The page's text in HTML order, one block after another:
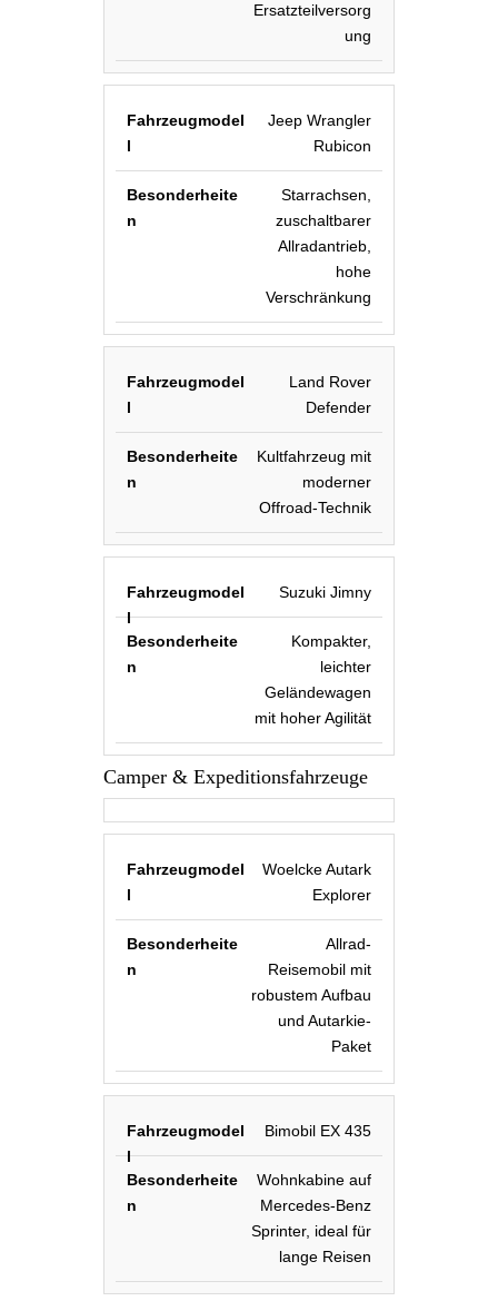
Ersatzteilversorg
ung
Jeep Wrangler
Rubicon
Starrachsen,
zuschaltbarer
Allradantrieb,
hohe
Verschränkung
Land Rover
Defender
Kultfahrzeug mit
moderner
Offroad-Technik
Suzuki Jimny
Kompakter,
leichter
Geländewagen
mit hoher Agilität
Camper & Expeditionsfahrzeuge
Woelcke Autark
Explorer
Allrad-
Reisemobil mit
robustem Aufbau
und Autarkie-
Paket
Bimobil EX 435
Wohnkabine auf
Mercedes-Benz
Sprinter, ideal für
lange Reisen